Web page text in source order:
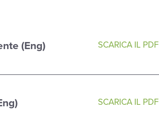
(Eng) SCARICA IL PDF
SCARICA IL PDF